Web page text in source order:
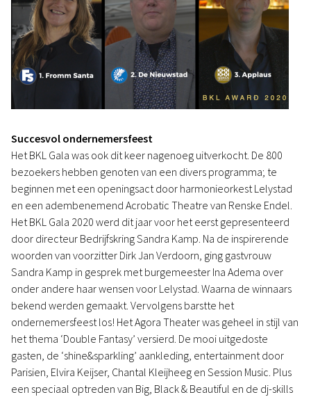
Succesvol ondernemersfeest
Het BKL Gala was ook dit keer nagenoeg uitverkocht. De 800
bezoekers hebben genoten van een divers programma; te
beginnen met een openingsact door harmonieorkest Lelystad
en een adembenemend Acrobatic Theatre van Renske Endel.
Het BKL Gala 2020 werd dit jaar voor het eerst gepresenteerd
door directeur Bedrijfskring Sandra Kamp. Na de inspirerende
woorden van voorzitter Dirk Jan Verdoorn, ging gastvrouw
Sandra Kamp in gesprek met burgemeester Ina Adema over
onder andere haar wensen voor Lelystad. Waarna de winnaars
bekend werden gemaakt. Vervolgens barstte het
ondernemersfeest los! Het Agora Theater was geheel in stijl van
het thema ‘Double Fantasy’ versierd. De mooi uitgedoste
gasten, de ‘shine&sparkling’ aankleding, entertainment door
Parisien, Elvira Keijser, Chantal Kleijheeg en Session Music. Plus
een speciaal optreden van Big, Black & Beautiful en de dj-skills